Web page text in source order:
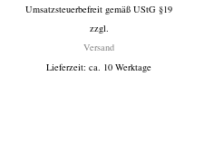
199 €
Umsatzsteuerbefreit gemäß UStG §19
zzgl.
Versand
Lieferzeit: ca. 10 Werktage